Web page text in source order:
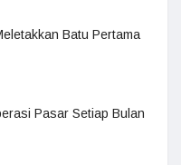
Batu Pertama
Pasar Setiap Bulan